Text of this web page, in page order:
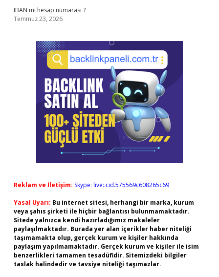
IBAN mı hesap numarası ?
Temmuz 23, 2026
Reklam ve İletişim: Skype: live:.cid.575569c608265c69
Yasal Uyarı: Bu internet sitesi, herhangi bir marka, kurum
veya şahıs şirketi ile hiçbir bağlantısı bulunmamaktadır.
Sitede yalnızca kendi hazırladığımız makaleler
paylaşılmaktadır. Burada yer alan içerikler haber niteliği
taşımamakta olup, gerçek kurum ve kişiler hakkında
paylaşım yapılmamaktadır. Gerçek kurum ve kişiler ile isim
benzerlikleri tamamen tesadüfidir. Sitemizdeki bilgiler
taslak halindedir ve tavsiye niteliği taşımazlar.